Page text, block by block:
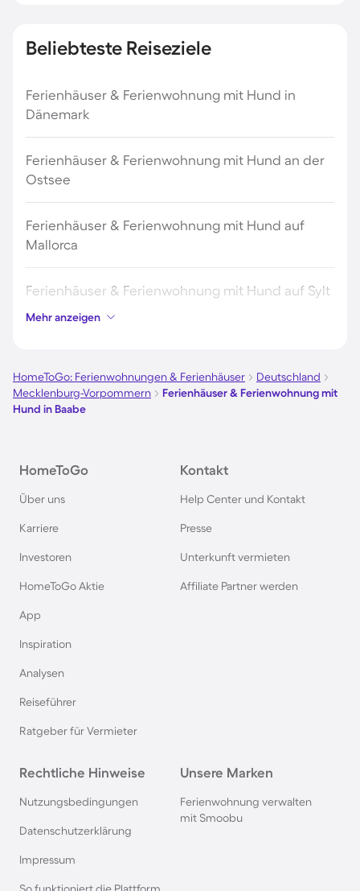
Beliebteste Reiseziele
Ferienhäuser & Ferienwohnung mit Hund in
Dänemark
Ferienhäuser & Ferienwohnung mit Hund an der
Ostsee
Ferienhäuser & Ferienwohnung mit Hund auf
Mallorca
Ferienhäuser & Ferienwohnung mit Hund auf Sylt
Ferienhäuser & Ferienwohnung mit Hund auf
Ferienhäuser & Ferienwohnung mit Hund am
Ferienhäuser & Ferienwohnung mit Hund auf
Rügen
Gardasee
Nordsee
Ferienhäuser & Ferienwohnung mit Hund in
Allgäu
Ferienhäuser & Ferienwohnung mit Hund auf
Mehr anzeigen
HomeToGo: Ferienwohnungen & Ferienhäuser
Deutschland
Mecklenburg-Vorpommern
Ferienhäuser & Ferienwohnung mit
Hund in Baabe
HomeToGo
Über uns
Karriere
Investoren
HomeToGo Aktie
App
Inspiration
Analysen
Reiseführer
Ratgeber für Vermieter
Kontakt
Help Center und Kontakt
Presse
Unterkunft vermieten
Affiliate Partner werden
Rechtliche Hinweise
Nutzungsbedingungen
Datenschutzerklärung
Impressum
Unsere Marken
Ferienwohnung verwalten
mit Smoobu